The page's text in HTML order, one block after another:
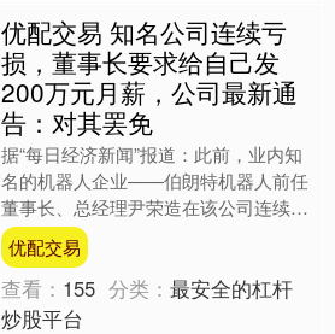
优配交易 知名公司连续亏
损，董事长要求给自己发
200万元月薪，公司最新通
告：对其罢免
据“每日经济新闻”报道：此前，业内知
名的机器人企业——伯朗特机器人前任
董事长、总经理尹荣造在该公司连续亏
损的情况下，提案给自己发200万固定
月薪，遭投资人怒斥“....
优配交易
查看： 155 分类：最安全的杠杆
炒股平台